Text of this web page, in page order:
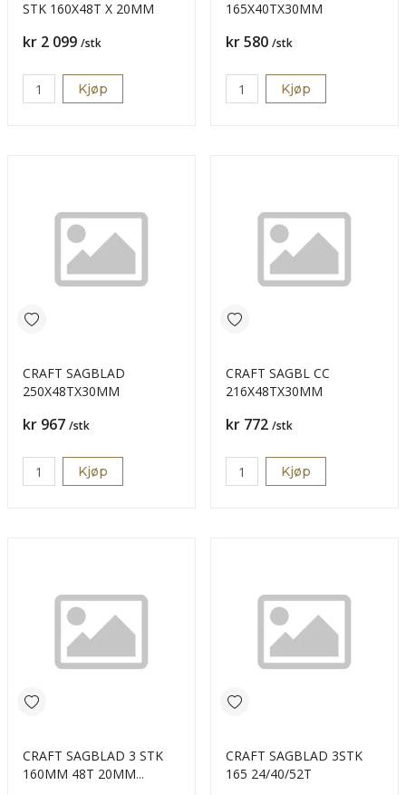
STK 160X48T X 20MM
Pris
kr 2 099 /stk
Kjøp
165X40TX30MM
Pris
kr 580 /stk
Kjøp
CRAFT SAGBLAD
250X48TX30MM
Pris
kr 967 /stk
Kjøp
CRAFT SAGBL CC
216X48TX30MM
Pris
kr 772 /stk
Kjøp
CRAFT SAGBLAD 3 STK
160MM 48T 20MM
CRAFT SAGBLAD 3STK
165 24/40/52T